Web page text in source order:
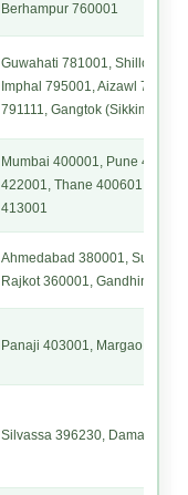
Berhampur 760001
Guwahati 781001, Shillong
Imphal 795001, Aizawl
791111, Gangtok (Sikkim)
Mumbai 400001, Pune
422001, Thane 400601,
413001
Ahmedabad 380001, Surat
Rajkot 360001, Gandhinagar
Panaji 403001, Margao
Silvassa 396230, Daman